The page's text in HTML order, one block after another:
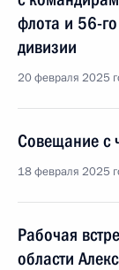
флота и 56-
дивизии
20 февраля 2025
Совещание с
18 февраля 2025
Рабочая
области